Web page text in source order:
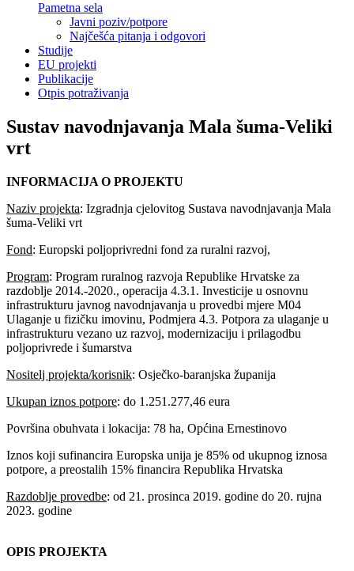
Pametna sela
Javni poziv/potpore
Najčešća pitanja i odgovori
Studije
EU projekti
Publikacije
Otpis potraživanja
Sustav navodnjavanja Mala šuma-Veliki
vrt
INFORMACIJA O PROJEKTU
Naziv projekta: Izgradnja cjelovitog Sustava navodnjavanja Mala
šuma-Veliki vrt
Fond: Europski poljoprivredni fond za ruralni razvoj,
Program: Program ruralnog razvoja Republike Hrvatske za
razdoblje 2014.-2020., operacija 4.3.1. Investicije u osnovnu
infrastrukturu javnog navodnjavanja u provedbi mjere M04
Ulaganje u fizičku imovinu, Podmjera 4.3. Potpora za ulaganje u
infrastrukturu vezano uz razvoj, modernizaciju i prilagodbu
poljoprivrede i šumarstva
Nositelj projekta/korisnik: Osječko-baranjska županija
Ukupan iznos potpore: do 1.251.277,46 eura
Površina obuhvata i lokacija: 78 ha, Općina Ernestinovo
Iznos koji sufinancira Europska unija je 85% od ukupnog iznosa
potpore, a preostalih 15% financira Republika Hrvatska
Razdoblje provedbe: od 21. prosinca 2019. godine do 20. rujna
2023. godine
OPIS PROJEKTA